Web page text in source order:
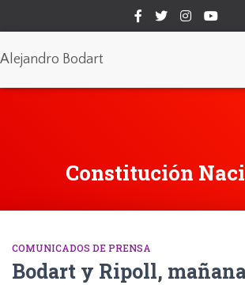
Alejandro Bodart
Constitución
COMUNICADOS DE PRENSA
Bodart y Ripoll,